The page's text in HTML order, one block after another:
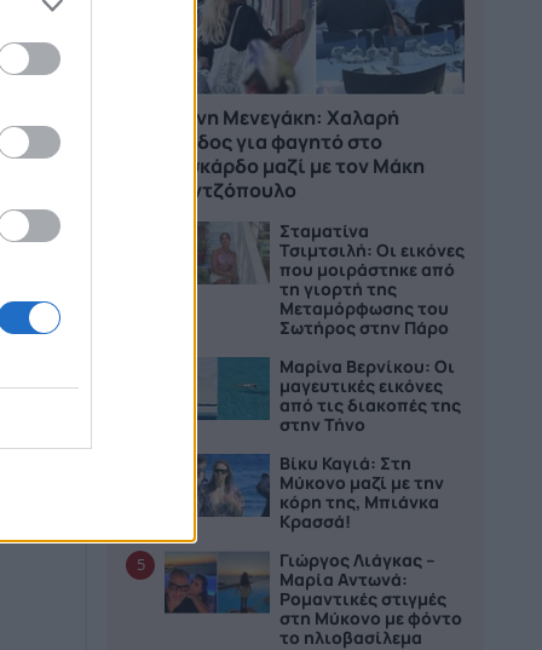
Ελένη Μενεγάκη: Χαλαρή
έξοδος για φαγητό στο
Φισκάρδο μαζί με τον Μάκη
Παντζόπουλο
Σταματίνα
Τσιμτσιλή: Οι εικόνες
που μοιράστηκε από
τη γιορτή της
Μεταμόρφωσης του
Σωτήρος στην Πάρο
Μαρίνα Βερνίκου: Οι
μαγευτικές εικόνες
από τις διακοπές της
στην Τήνο
Βίκυ Καγιά: Στη
Μύκονο μαζί με την
κόρη της, Μπιάνκα
Κρασσά!
5
Γιώργος Λιάγκας –
Μαρία Αντωνά:
Ρομαντικές στιγμές
στη Μύκονο με φόντο
το ηλιοβασίλεμα